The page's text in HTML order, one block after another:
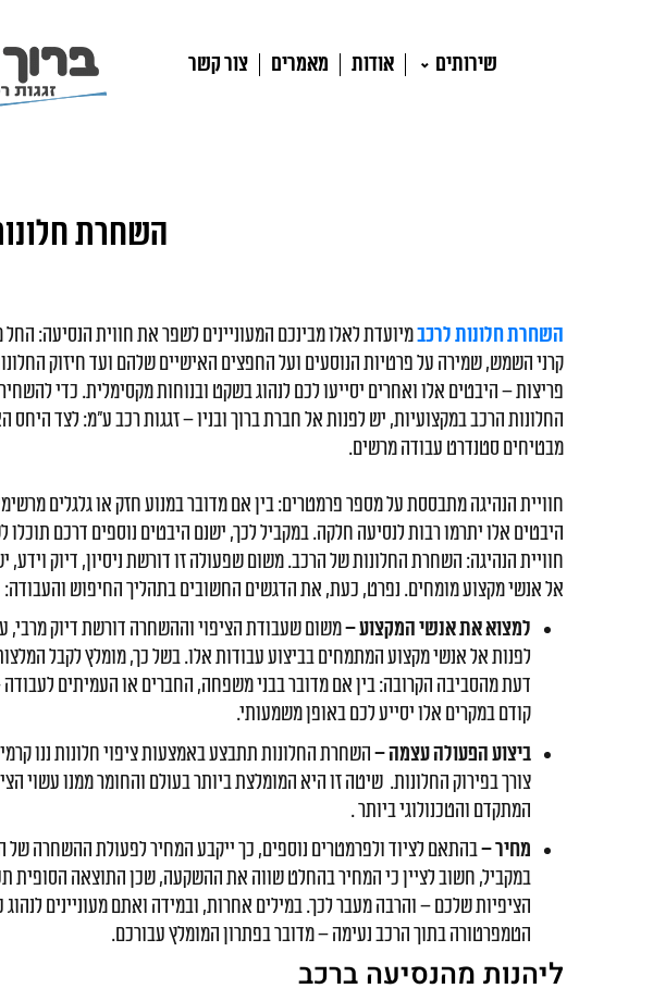
שירותים אודות מאמרים צור קשר
השחרת
השחרת חלונות לרכבמיועדת לאלו מבינכם המעוניינים לשפר את חווית הנסיעה: החל
קרני השמש, שמירה על פרטיות הנוסעים ועל החפצים האישיים שלהם ועד חיזוק
פריצות – היבטים אלו ואחרים יסייעו לכם לנהוג בשקט ובנוחות מקסימלית. כדי
החלונות הרכב במקצועיות, יש לפנות אל חברת ברוך ובניו – זגגות רכב ע"מ: לצד היחס
מבטיחים סטנדרט עבודה מרשים.
חוויית הנהיגה מתבססת על מספר פרמטרים: בין אם מדובר במנוע חזק או גלגלים
היבטים אלו יתרמו רבות לנסיעה חלקה. במקביל לכך, ישנם היבטים נוספים דרכם תוכלו
חוויית הנהיגה: השחרת החלונות של הרכב. משום שפעולה זו דורשת ניסיון, דיוק וידע,
אל אנשי מקצוע מומחים. נפרט, כעת, את הדגשים החשובים בתהליך החיפוש והעבודה:
למצוא את אנשי המקצוע –משום שעבודת הציפוי וההשחרה דורשת דיוק מרבי,
לפנות אל אנשי מקצוע המתמחים בביצוע עבודות אלו. בשל כך, מומלץ לקבל
דעת מהסביבה הקרובה: בין אם מדובר בבני משפחה, החברים או העמיתים לעבודה
קודם במקרים אלו יסייע לכם באופן משמעותי.
ביצוע הפעולה עצמה –השחרת החלונות תתבצע באמצעות ציפוי חלונות ננו
צורך בפירוק החלונות. שיטה זו היא המומלצת ביותר בעולם והחומר ממנו עשוי
המתקדם והטכנולוגי ביותר .
מחיר –בהתאם לציוד ולפרמטרים נוספים, כך ייקבע המחיר לפעולת ההשחרה של
במקביל, חשוב לציין כי המחיר בהחלט שווה את ההשקעה, שכן התוצאה הסופית
הציפיות שלכם – והרבה מעבר לכך. במילים אחרות, ובמידה ואתם מעוניינים
הטמפרטורה בתוך הרכב נעימה – מדובר בפתרון המומלץ עבורכם.
ליהנות מהנסיעה ברכב